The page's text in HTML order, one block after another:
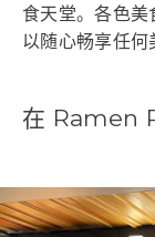
食天堂。各色
以随心畅享任何
在 Ramen